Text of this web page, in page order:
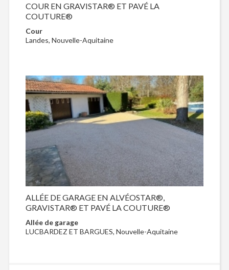
COUR EN GRAVISTAR® ET PAVÉ LA
COUTURE®
Cour
Landes, Nouvelle-Aquitaine
ALLÉE DE GARAGE EN ALVÉOSTAR®,
GRAVISTAR® ET PAVÉ LA COUTURE®
Allée de garage
LUCBARDEZ ET BARGUES, Nouvelle-Aquitaine